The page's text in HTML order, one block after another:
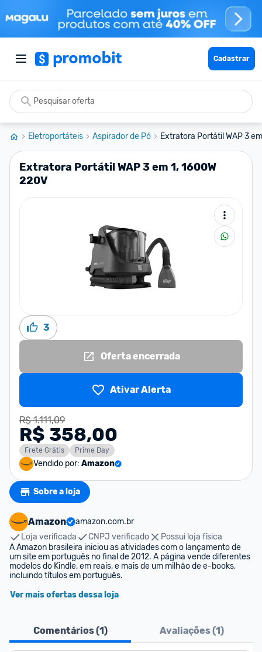
Cadastrar
Eletroportáteis Aspirador de Pó Extratora Portátil WAP 3
Extratora Portátil WAP 3 em 1, 1600W
220V
3
Oferta encerrada
Ativar Alerta
R$ 1.111,09
R$ 358,00
Frete Grátis Prime Day
Vendido por: Amazon
Sobre a loja
Amazon
amazon.com.br
Loja verificada
CNPJ verificado
Possui loja física
A Amazon brasileira iniciou as atividades com o lançamento de
um site em português no final de 2012. A página vende diferentes
modelos do Kindle, em reais, e mais de um milhão de e-books,
incluindo títulos em português.
Ver mais ofertas dessa loja
Comentários (1) Avaliações (1)